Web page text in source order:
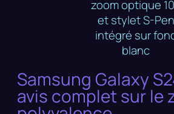
Samsung Galaxy
avis complet sur le